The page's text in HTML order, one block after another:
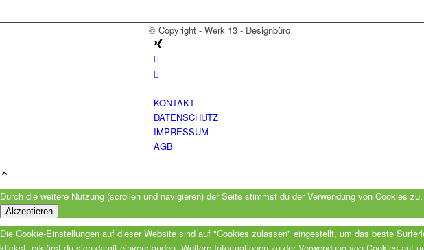
© Copyright - Werk 13 - Designbüro
KONTAKT
DATENSCHUTZ
IMPRESSUM
AGB
Durch die weitere Nutzung (scrollen und navigieren) der Seite stimmst du der Verwendung von Cookies
Akzeptieren
Die Cookie-Einstellungen auf dieser Website sind auf "Cookies zulassen" eingestellt, um das beste